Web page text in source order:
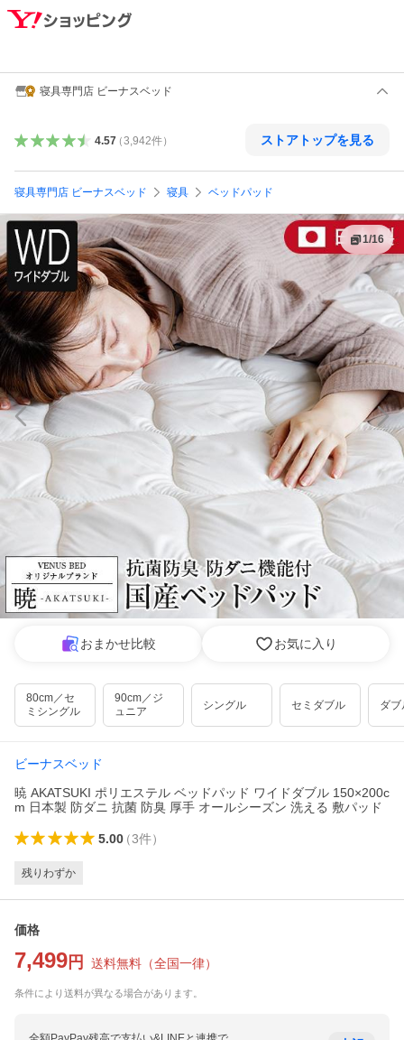
寝具専門店 ビーナスベッド
4.57（3,942件） ストアトップを見る
寝具専門店 ビーナスベッド 寝具 ベッドパッド
1/16
おまかせ比較 お気に入り
80cm／セ
ミシングル
90cm／ジ
ュニア
シングル セミダブル ダブ
ビーナスベッド
暁 AKATSUKI ポリエステル ベッドパッド ワイドダブル 150×200c
m 日本製 防ダニ 抗菌 防臭 厚手 オールシーズン 洗える 敷パッド
5.00（3件）
残りわずか
価格
7,499 円 送料無料 （全国一律）
条件により送料が異なる場合があります。